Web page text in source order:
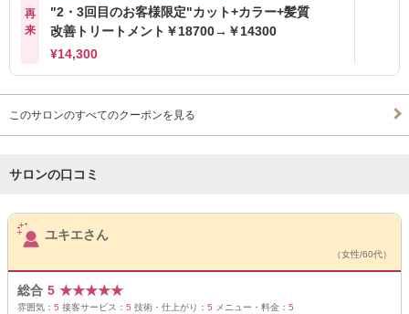
再
来
"2・3回目のお客様限定"カット+カラー+髪質
改善トリートメント￥18700→￥14300
¥14,300
このサロンのすべてのクーポンを見る
サロンの口コミ
サロンPick Up
ユキエさん
（女性/60代）
総合 5 ★★★★★
雰囲気： 5 接客サービス： 5 技術・仕上がり： 5 メニュー・料金： 5